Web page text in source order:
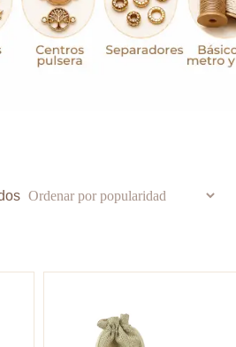
Ordenado